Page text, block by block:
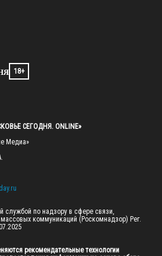
18+
СЕГОДНЯ. ONLINE»
Медиа»
службой по надзору в сфере связи,
коммуникаций (Роскомнадзор) Рег.
рекомендательные технологии